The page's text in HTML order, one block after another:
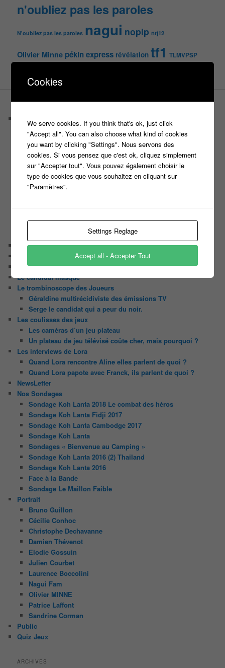
n'oubliez pas les paroles
N'oubliez pas les paroles nagui noplp nrj12
Olivier Minne pékin express révélation tf1 TLMVPSP
C’est quoi un casteur ?
C’est quoi un directeur de casting ?
Harry
Motus
Slam
C’est quoi un casting ?
Tous les castings
N’oubliez Pas Les Paroles
Tout le monde veut prendre sa place
Chaine Youtube
Il était une fois ….
Le candidat masqué
Le trombinoscope des Joueurs
Géraldine multirécidiviste des émissions TV
Serge le candidat qui a peur du noir.
Les coulisses des jeux
Les caméras d’un jeu plateau
Un plateau de jeu télévisé coûte cher, mais pourquoi ?
Les interviews de Lora
Quand Lora rencontre Aline elles parlent de quoi ?
Quand Lora papote avec Franck, ils parlent de quoi ?
NewsLetter
Nos Sondages
Sondage Koh Lanta 2018 Le combat des héros
Sondage Koh Lanta Fidji 2017
Sondage Koh Lanta Cambodge 2017
Sondage Koh Lanta
Sondages « Bienvenue au Camping »
Sondage Koh Lanta 2016 (2) Thailand
Sondage Koh Lanta 2016
Face à la Bande
Sondage Le Maillon Faible
Portrait
Bruno Guillon
Cécilie Conhoc
Christophe Dechavanne
Damien Thévenot
Elodie Gossuin
Julien Courbet
Laurence Boccolini
Nagui Fam
Olivier MINNE
Patrice Laffont
Sandrine Corman
Public
Quiz Jeux
ARCHIVES
Cookies
We serve cookies. If you think that's ok, just click
"Accept all". You can also choose what kind of cookies
you want by clicking "Settings". Nous servons des
cookies. Si vous pensez que c'est ok, cliquez simplement
sur "Accepter tout". Vous pouvez également choisir le
type de cookies que vous souhaitez en cliquant sur
"Paramètres".
Settings Reglage
Accept all - Accepter Tout